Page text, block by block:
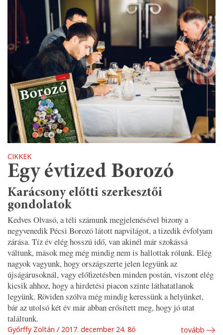
CIKKEK
Egy évtized Borozó
Karácsony előtti szerkesztői
gondolatok
Kedves Olvasó, a téli számunk megjelenésével bizony a
negyvenedik Pécsi Borozó látott napvilágot, a tizedik évfolyam
zárása. Tíz év elég hosszú idő, van akinél már szokássá
váltunk, mások meg még mindig nem is hallottak rólunk. Elég
nagyok vagyunk, hogy országszerte jelen legyünk az
újságárusoknál, vagy előfizetésben minden postán, viszont elég
kicsik ahhoz, hogy a hirdetési piacon szinte láthatatlanok
legyünk. Röviden szólva még mindig keressünk a helyünket,
bár az utolsó két év már abban erősített meg, hogy jó utat
találtunk.
Győrffy Zoltán 2017. december 24. 8ó tovább